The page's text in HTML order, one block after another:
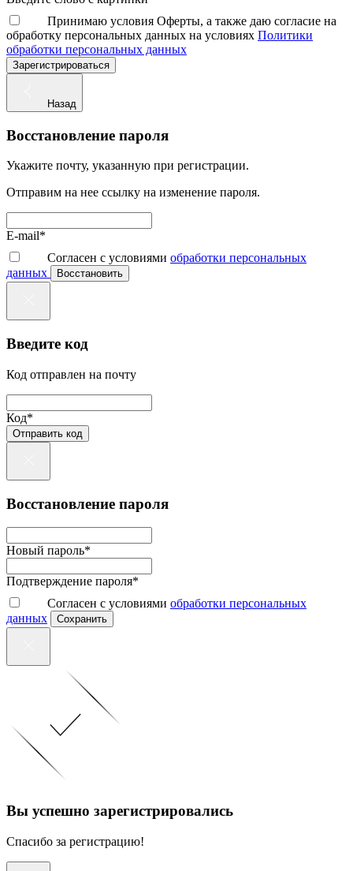
Принимаю условия Оферты, а также даю согласие на
обработку персональных данных на условиях Политики
обработки персональных данных
Зарегистрироваться
Назад
Восстановление пароля
Укажите почту, указанную при регистрации.
Отправим на нее ссылку на изменение пароля.
E-mail*
Согласен с условиями обработки персональных
данных
Восстановить
Введите код
Код отправлен на почту
Код*
Отправить код
Восстановление пароля
Новый пароль*
Подтверждение пароля*
Согласен с условиями обработки персональных
данных
Сохранить
Вы успешно зарегистрировались
Спасибо за регистрацию!